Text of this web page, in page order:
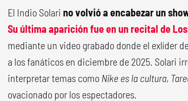
El Indio Solari no volvió a encabezar un
Su última aparición fue en un recital de
mediante un video grabado donde el exlíder
a los fanáticos en diciembre de 2025. Solari
interpretar temas como Nike es la cultura,
ovacionado por los espectadores.